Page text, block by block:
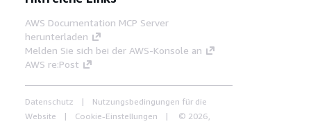
AWS Documentation MCP Server
herunterladen
Melden Sie sich bei der AWS-Konsole an
AWS re:Post
Datenschutz
Nutzungsbedingungen für die
Website
Cookie-Einstellungen
© 2026,